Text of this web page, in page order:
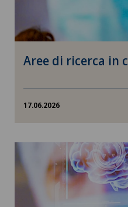
Aree di ricerca in
17.06.2026